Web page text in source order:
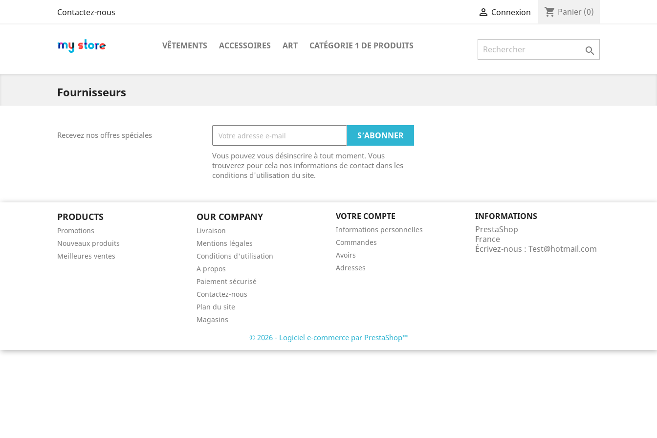
Contactez-nous  Connexion shopping_cart Panier (0)
VÊTEMENTS ACCESSOIRES ART CATÉGORIE 1 DE PRODUITS 
Fournisseurs
Recevez nos offres spéciales
Vous pouvez vous désinscrire à tout moment. Vous
trouverez pour cela nos informations de contact dans les
conditions d'utilisation du site.
PRODUCTS
Promotions
Nouveaux produits
Meilleures ventes
OUR COMPANY
Livraison
Mentions légales
Conditions d'utilisation
A propos
Paiement sécurisé
Contactez-nous
Plan du site
Magasins
VOTRE COMPTE
Informations personnelles
Commandes
Avoirs
Adresses
INFORMATIONS
PrestaShop
France
Écrivez-nous : Test@hotmail.com
© 2026 - Logiciel e-commerce par PrestaShop™